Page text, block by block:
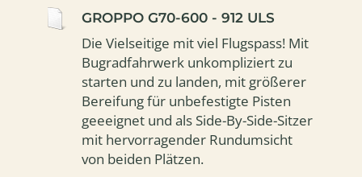
GROPPO G70-600 - 912 ULS
Die Vielseitige mit viel Flugspass! Mit
Bugradfahrwerk unkompliziert zu
starten und zu landen, mit größerer
Bereifung für unbefestigte Pisten
geeeignet und als Side-By-Side-Sitzer
mit hervorragender Rundumsicht
von beiden Plätzen.